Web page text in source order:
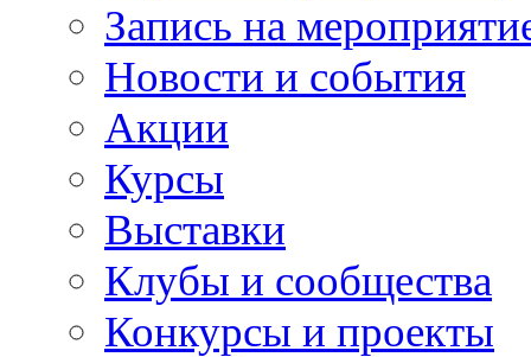
Запись на
Новости и события
Акции
Курсы
Выставки
Клубы и сообщества
Конкурсы и проекты